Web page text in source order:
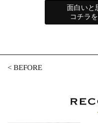
面白いと
コチラ
<BEFORE